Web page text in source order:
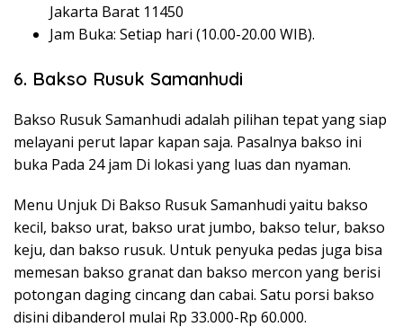
Jakarta Barat 11450
Jam Buka: Setiap hari (10.00-20.00 WIB).
6. Bakso Rusuk Samanhudi
Bakso Rusuk Samanhudi adalah pilihan tepat yang siap
melayani perut lapar kapan saja. Pasalnya bakso ini
buka Pada 24 jam Di lokasi yang luas dan nyaman.
Menu Unjuk Di Bakso Rusuk Samanhudi yaitu bakso
kecil, bakso urat, bakso urat jumbo, bakso telur, bakso
keju, dan bakso rusuk. Untuk penyuka pedas juga bisa
memesan bakso granat dan bakso mercon yang berisi
potongan daging cincang dan cabai. Satu porsi bakso
disini dibanderol mulai Rp 33.000-Rp 60.000.